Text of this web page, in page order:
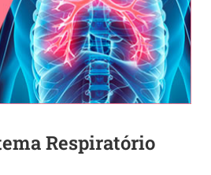
Respiratório